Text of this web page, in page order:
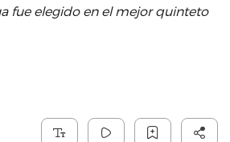
fue elegido en el mejor quinteto